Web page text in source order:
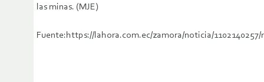
las minas. (MJE)
Fuente:https://lahora.com.ec/zamora/noticia/